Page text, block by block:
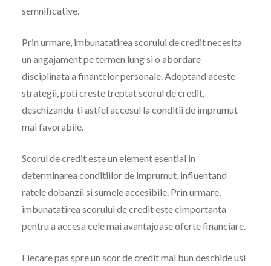
semnificative.
Prin urmare, imbunatatirea scorului de credit necesita
un angajament pe termen lung si o abordare
disciplinata a finantelor personale. Adoptand aceste
strategii, poti creste treptat scorul de credit,
deschizandu-ti astfel accesul la conditii de imprumut
mai favorabile.
Scorul de credit este un element esential in
determinarea conditiilor de imprumut, influentand
ratele dobanzii si sumele accesibile. Prin urmare,
imbunatatirea scorului de credit este cimportanta
pentru a accesa cele mai avantajoase oferte financiare.
Fiecare pas spre un scor de credit mai bun deschide usi